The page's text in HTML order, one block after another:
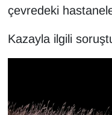
çevredeki
Kazayla ilgili
SİYASET
SPOR
TEKNOLOJİ